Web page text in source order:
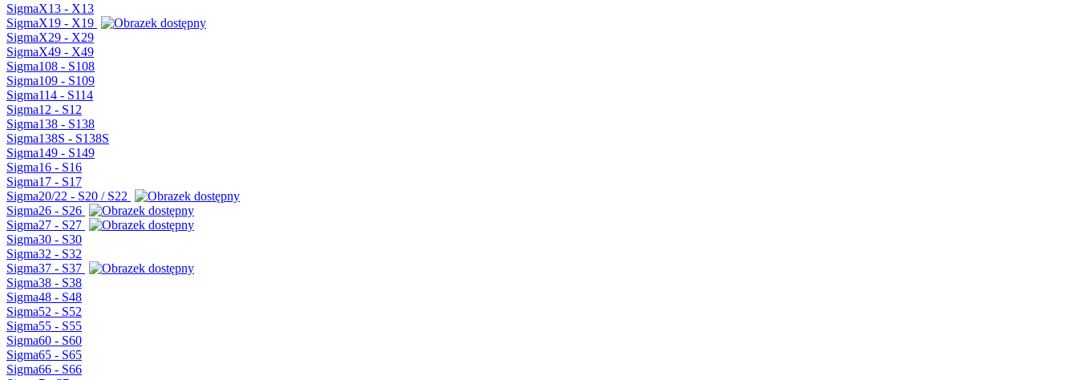
SigmaX13 - X13
SigmaX19 - X19
SigmaX29 - X29
SigmaX49 - X49
Sigma108 - S108
Sigma109 - S109
Sigma114 - S114
Sigma12 - S12
Sigma138 - S138
Sigma138S - S138S
Sigma149 - S149
Sigma16 - S16
Sigma17 - S17
Sigma20/22 - S20 / S22
Sigma26 - S26
Sigma27 - S27
Sigma30 - S30
Sigma32 - S32
Sigma37 - S37
Sigma38 - S38
Sigma48 - S48
Sigma52 - S52
Sigma55 - S55
Sigma60 - S60
Sigma65 - S65
Sigma66 - S66